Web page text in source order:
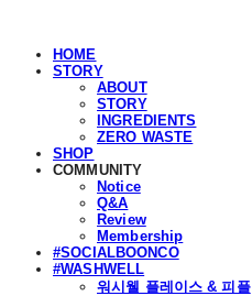
HOME
STORY
ABOUT
STORY
INGREDIENTS
ZERO WASTE
SHOP
COMMUNITY
Notice
Q&A
Review
Membership
#SOCIALBOONCO
#WASHWELL
워시웰 플레이스 & 피플